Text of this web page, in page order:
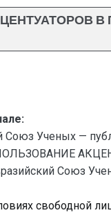
В
Союз Ученых —
Союз
свободной